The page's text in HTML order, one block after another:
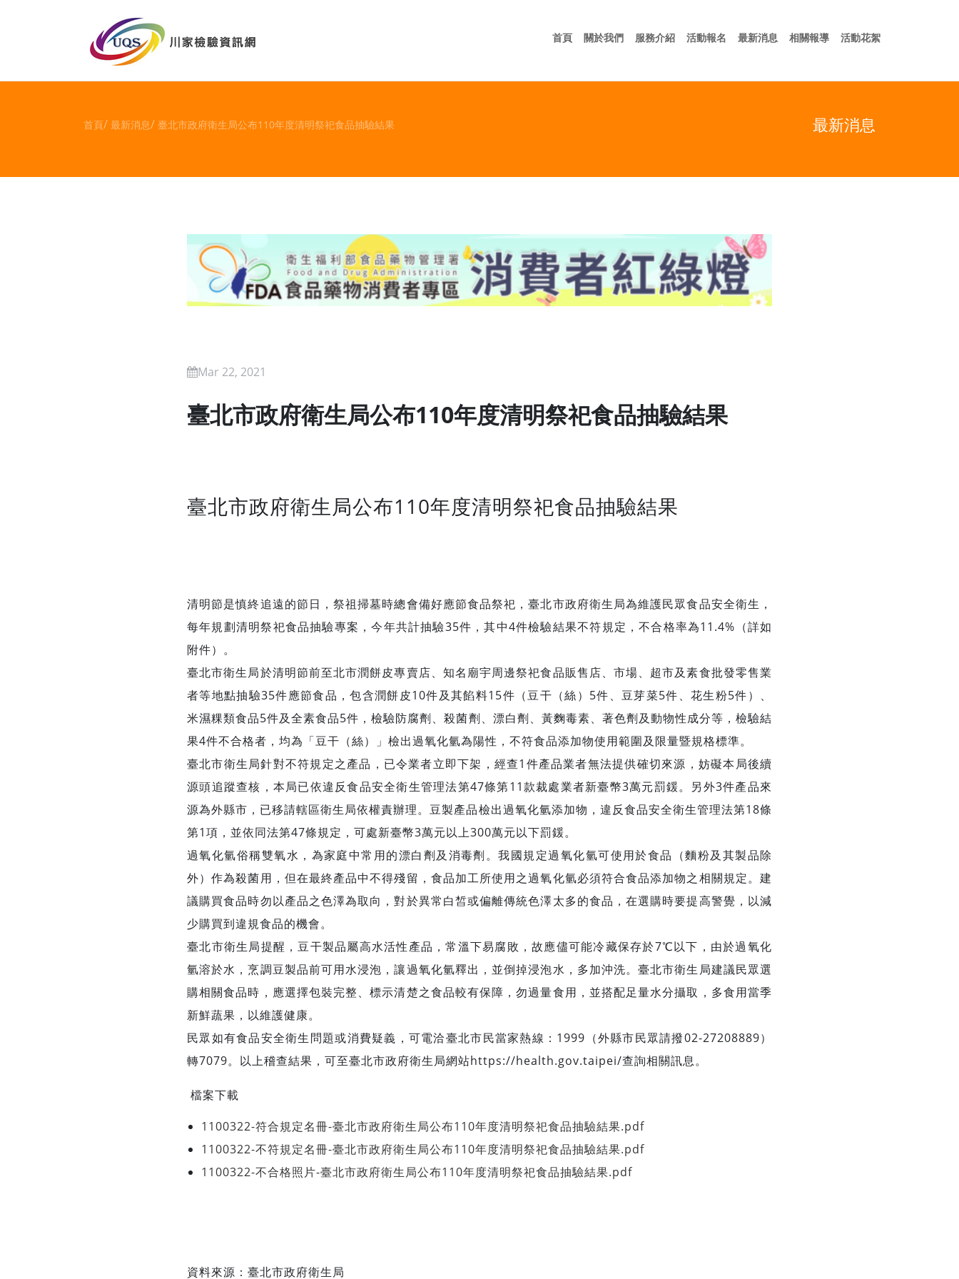
首頁首頁關於我們關於我們
服務介紹服務介紹
活動報名 活動報名
最新消息 最新消息
相關報導相關報導
活動花絮活動花絮
首頁 最新消息 臺北市政府衛生局公布110年度清明祭祀食品抽驗結果 最新消息
Mar 22, 2021
臺北市政府衛生局公布110年度清明祭祀食品抽驗結果
臺北市政府衛生局公布110年度清明祭祀食品抽驗結果
清明節是慎終追遠的節日，祭祖掃墓時總會備好應節食品祭祀，臺北市政府衛生局為維護民眾食品安全衛生，
每年規劃清明祭祀食品抽驗專案，今年共計抽驗35件，其中4件檢驗結果不符規定，不合格率為11.4%（詳如
附件）。
臺北市衛生局於清明節前至北市潤餅皮專賣店、知名廟宇周邊祭祀食品販售店、市場、超市及素食批發零售業
者等地點抽驗35件應節食品，包含潤餅皮10件及其餡料15件（豆干（絲）5件、豆芽菜5件、花生粉5件）、
米濕粿類食品5件及全素食品5件，檢驗防腐劑、殺菌劑、漂白劑、黃麴毒素、著色劑及動物性成分等，檢驗結
果4件不合格者，均為「豆干（絲）」檢出過氧化氫為陽性，不符食品添加物使用範圍及限量暨規格標準。
臺北市衛生局針對不符規定之產品，已令業者立即下架，經查1件產品業者無法提供確切來源，妨礙本局後續
源頭追蹤查核，本局已依違反食品安全衛生管理法第47條第11款裁處業者新臺幣3萬元罰鍰。另外3件產品來
源為外縣市，已移請轄區衛生局依權責辦理。豆製產品檢出過氧化氫添加物，違反食品安全衛生管理法第18條
第1項，並依同法第47條規定，可處新臺幣3萬元以上300萬元以下罰鍰。
過氧化氫俗稱雙氧水，為家庭中常用的漂白劑及消毒劑。我國規定過氧化氫可使用於食品（麵粉及其製品除
外）作為殺菌用，但在最終產品中不得殘留，食品加工所使用之過氧化氫必須符合食品添加物之相關規定。建
議購買食品時勿以產品之色澤為取向，對於異常白皙或偏離傳統色澤太多的食品，在選購時要提高警覺，以減
少購買到違規食品的機會。
臺北市衛生局提醒，豆干製品屬高水活性產品，常溫下易腐敗，故應儘可能冷藏保存於7℃以下，由於過氧化
氫溶於水，烹調豆製品前可用水浸泡，讓過氧化氫釋出，並倒掉浸泡水，多加沖洗。臺北市衛生局建議民眾選
購相關食品時，應選擇包裝完整、標示清楚之食品較有保障，勿過量食用，並搭配足量水分攝取，多食用當季
新鮮蔬果，以維護健康。
民眾如有食品安全衛生問題或消費疑義，可電洽臺北市民當家熱線：1999（外縣市民眾請撥02-27208889）
轉7079。以上稽查結果，可至臺北市政府衛生局網站https://health.gov.taipei/查詢相關訊息。
檔案下載
1100322-符合規定名冊-臺北市政府衛生局公布110年度清明祭祀食品抽驗結果.pdf
1100322-不符規定名冊-臺北市政府衛生局公布110年度清明祭祀食品抽驗結果.pdf
1100322-不合格照片-臺北市政府衛生局公布110年度清明祭祀食品抽驗結果.pdf
資料來源：臺北市政府衛生局